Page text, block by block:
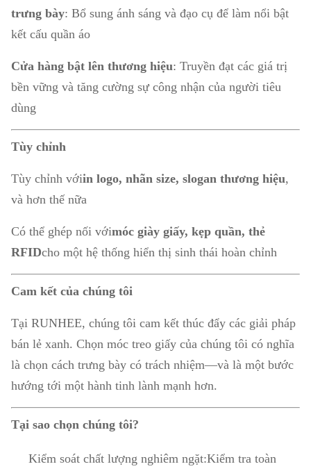
trưng bày: Bổ sung ánh sáng và đạo cụ để làm nổi bật
kết cấu quần áo
Cửa hàng bật lên thương hiệu: Truyền đạt các giá trị
bền vững và tăng cường sự công nhận của người tiêu
dùng
Tùy chỉnh
Tùy chỉnh vớiin logo, nhãn size, slogan thương hiệu,
và hơn thế nữa
Có thể ghép nối vớimóc giày giấy, kẹp quần, thẻ
RFIDcho một hệ thống hiển thị sinh thái hoàn chỉnh
Cam kết của chúng tôi
Tại RUNHEE, chúng tôi cam kết thúc đẩy các giải pháp
bán lẻ xanh. Chọn móc treo giấy của chúng tôi có nghĩa
là chọn cách trưng bày có trách nhiệm—và là một bước
hướng tới một hành tinh lành mạnh hơn.
Tại sao chọn chúng tôi?
Kiểm soát chất lượng nghiêm ngặt:Kiểm tra toàn